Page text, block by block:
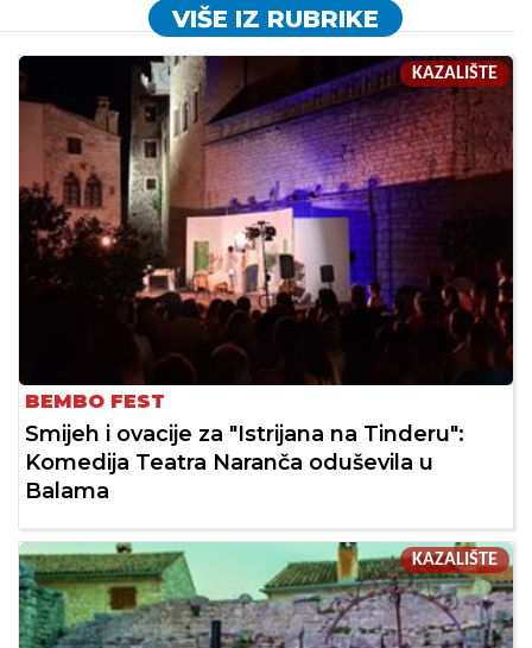
VIŠE IZ RUBRIKE
KAZALIŠTE
BEMBO FEST
Smijeh i ovacije za "Istrijana na Tinderu":
Komedija Teatra Naranča oduševila u
Balama
KAZALIŠTE